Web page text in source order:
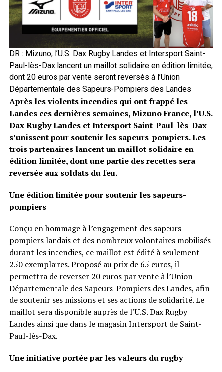
DR : Mizuno, l’U.S. Dax Rugby Landes et Intersport Saint-
Paul-lès-Dax lancent un maillot solidaire en édition limitée,
dont 20 euros par vente seront reversés à l’Union
Départementale des Sapeurs-Pompiers des Landes
Après les violents incendies qui ont frappé les
Landes ces dernières semaines, Mizuno France, l’U.S.
Dax Rugby Landes et Intersport Saint-Paul-lès-Dax
s’unissent pour soutenir les sapeurs-pompiers. Les
trois partenaires lancent un maillot solidaire en
édition limitée, dont une partie des recettes sera
reversée aux soldats du feu.
Une édition limitée pour soutenir les sapeurs-
pompiers
Conçu en hommage à l’engagement des sapeurs-
pompiers landais et des nombreux volontaires mobilisés
durant les incendies, ce maillot est édité à seulement
250 exemplaires. Proposé au prix de 65 euros, il
permettra de reverser 20 euros par vente à l’Union
Départementale des Sapeurs-Pompiers des Landes, afin
de soutenir ses missions et ses actions de solidarité. Le
maillot sera disponible auprès de l’U.S. Dax Rugby
Landes ainsi que dans le magasin Intersport de Saint-
Paul-lès-Dax.
Une initiative portée par les valeurs du rugby